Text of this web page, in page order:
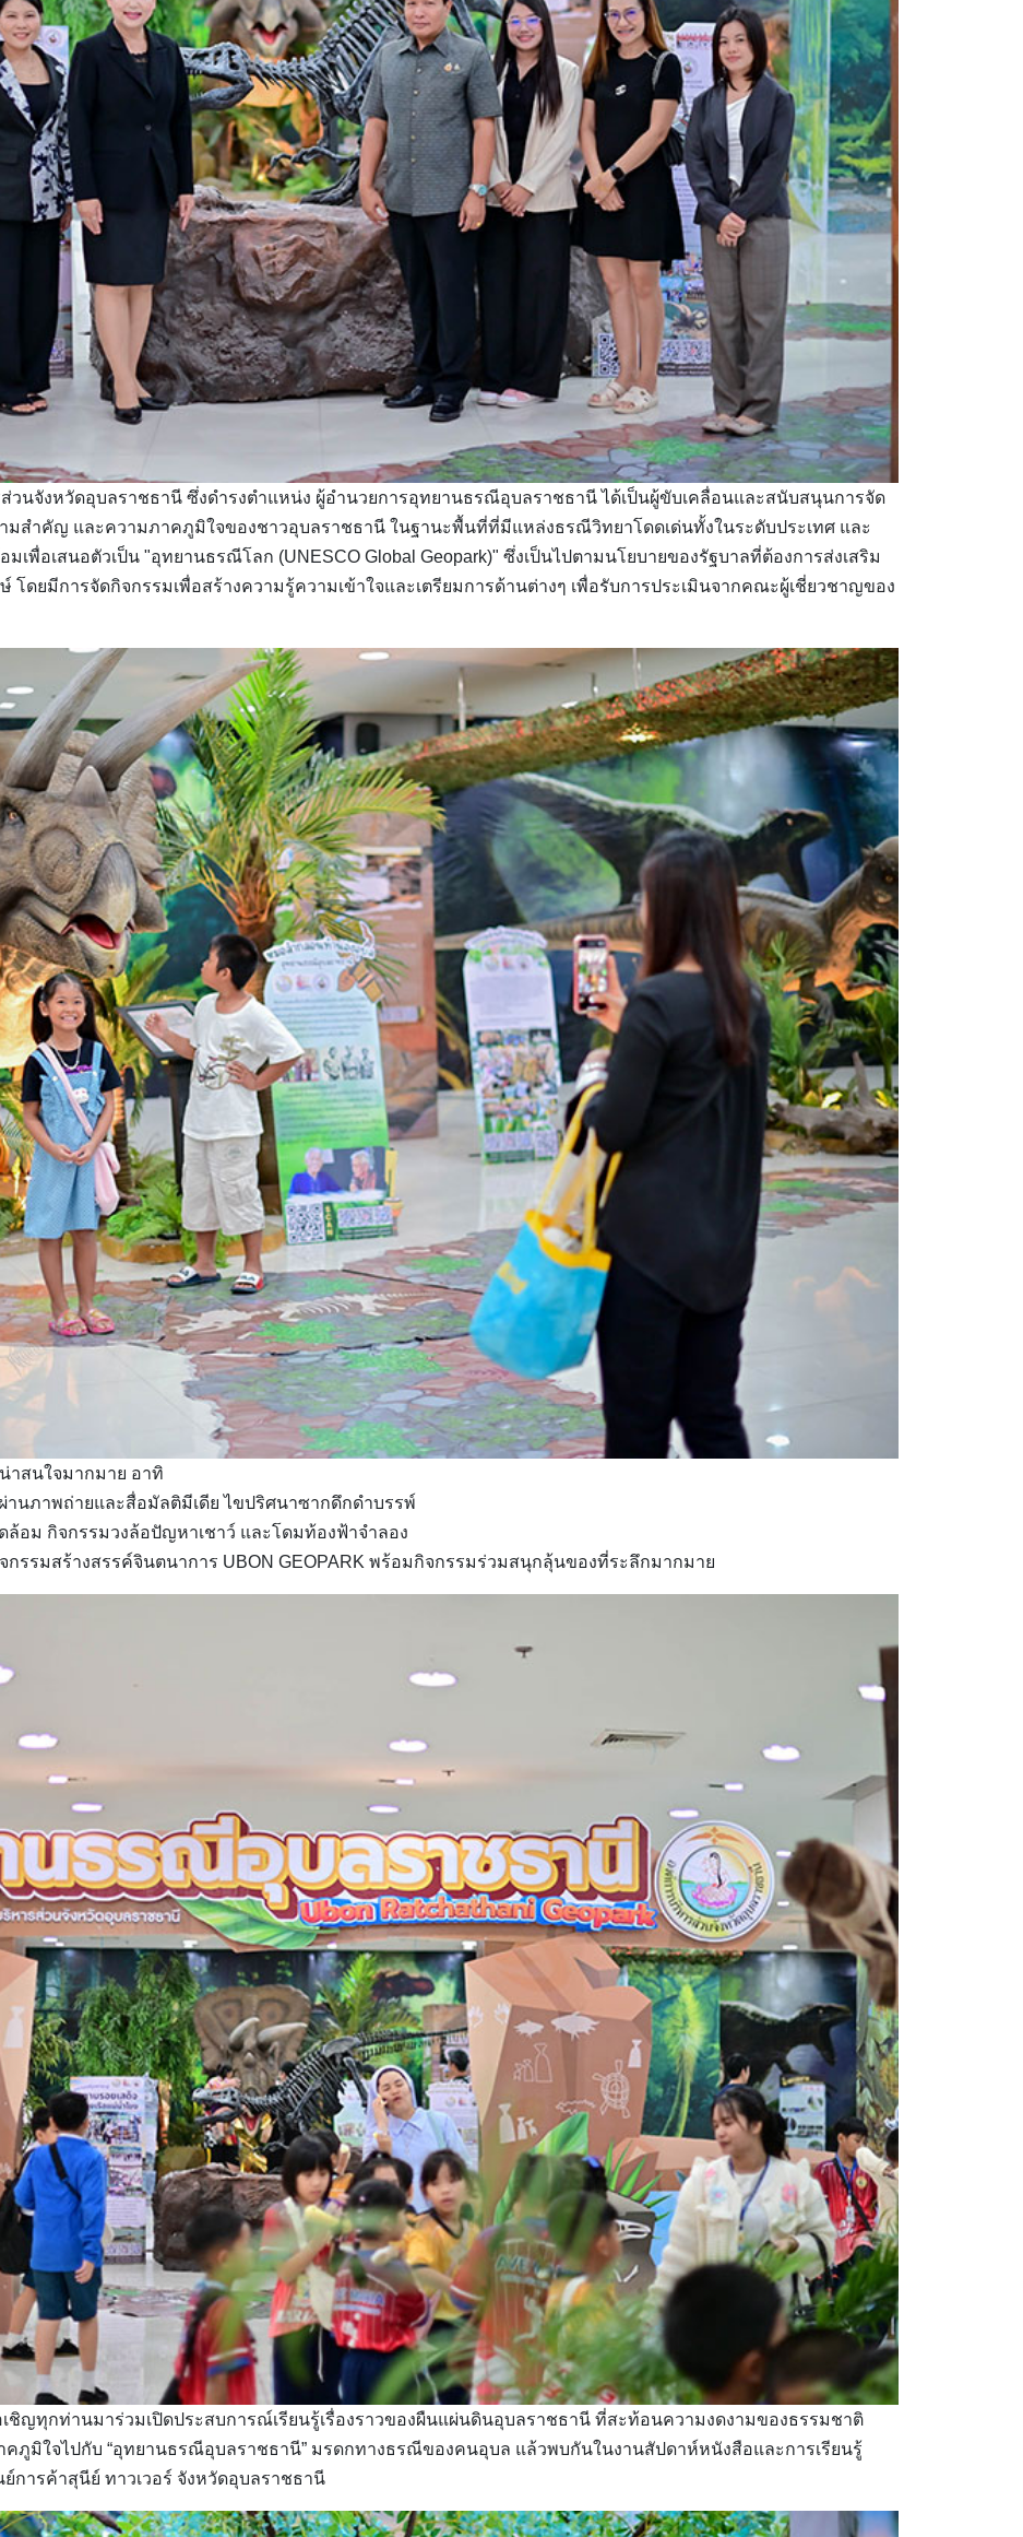
นจังหวัดอุบลราชธานี ซึ่งดำรงตำแหน่ง ผู้อำนวยการอุทยานธรณีอุบลราชธานี ได้เป็นผู้ขับเคลื่อนและสนับสนุนการจัด
มสำคัญ และความภาคภูมิใจของชาวอุบลราชธานี ในฐานะพื้นที่ที่มีแหล่งธรณีวิทยาโดดเด่นทั้งในระดับประเทศ และ
เพื่อเสนอตัวเป็น "อุทยานธรณีโลก (UNESCO Global Geopark)" ซึ่งเป็นไปตามนโยบายของรัฐบาลที่ต้องการส่งเสริม
ดยมีการจัดกิจกรรมเพื่อสร้างความรู้ความเข้าใจและเตรียมการด้านต่างๆ เพื่อรับการประเมินจากคณะผู้เชี่ยวชาญของ
าสนใจมากมาย อาทิ
นภาพถ่ายและสื่อมัลติมีเดีย ไขปริศนาซากดึกดำบรรพ์
ล้อม กิจกรรมวงล้อปัญหาเชาว์ และโดมท้องฟ้าจำลอง
กรรมสร้างสรรค์จินตนาการ UBON GEOPARK พร้อมกิจกรรมร่วมสนุกลุ้นของที่ระลึกมากมาย
ชิญทุกท่านมาร่วมเปิดประสบการณ์เรียนรู้เรื่องราวของผืนแผ่นดินอุบลราชธานี ที่สะท้อนความงดงามของธรรมชาติ
ภูมิใจไปกับ “อุทยานธรณีอุบลราชธานี” มรดกทางธรณีของคนอุบล แล้วพบกันในงานสัปดาห์หนังสือและการเรียนรู้
การค้าสุนีย์ ทาวเวอร์ จังหวัดอุบลราชธานี